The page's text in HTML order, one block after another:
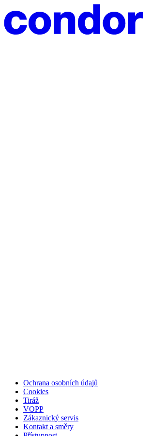
Ochrana osobních údajů
Cookies
Tiráž
VOPP
Zákaznický servis
Kontakt a směry